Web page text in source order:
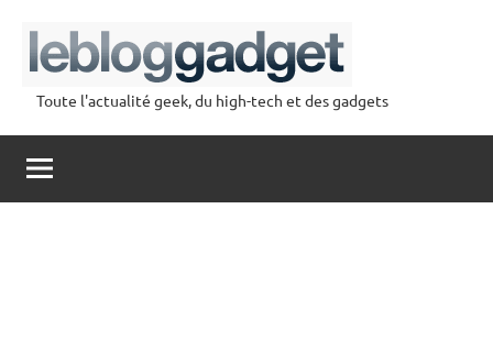
contenu
lebloggadget
Toute l'actualité geek, du high-tech et des gadgets